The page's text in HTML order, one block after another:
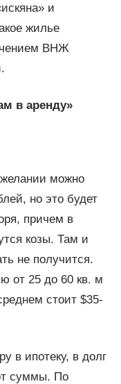
и
жилье
ВНЖ
в аренду»
можно
но это будет
причем в
козы. Там и
не получится.
от 25 до 60 кв. м
стоит $35-
в ипотеку, в долг
суммы. По